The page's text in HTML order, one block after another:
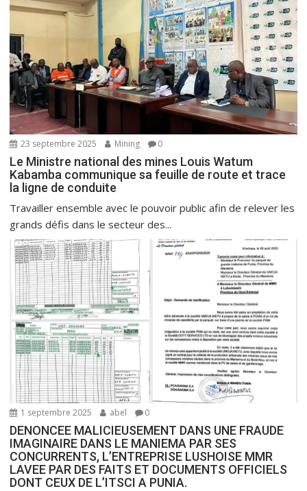
23 septembre 2025 Mining 0
Le Ministre national des mines Louis Watum
Kabamba communique sa feuille de route et trace
la ligne de conduite
Travailler ensemble avec le pouvoir public afin de relever les
grands défis dans le secteur des...
1 septembre 2025 abel 0
DENONCEE MALICIEUSEMENT DANS UNE FRAUDE
IMAGINAIRE DANS LE MANIEMA PAR SES
CONCURRENTS, L’ENTREPRISE LUSHOISE MMR
LAVEE PAR DES FAITS ET DOCUMENTS OFFICIELS
DONT CEUX DE L’ITSCI A PUNIA.